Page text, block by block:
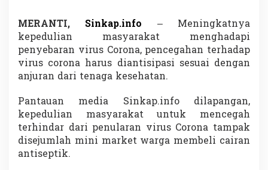
b
a
l
,
B
e
i
n
i
T
a
MERANTI, Sinkap.info – Meningkatnya
kepedulian masyarakat menghadapi
penyebaran virus Corona, pencegahan terhadap
virus corona harus diantisipasi sesuai dengan
anjuran dari tenaga kesehatan.
Pantauan media Sinkap.info dilapangan,
kepedulian masyarakat untuk mencegah
terhindar dari penularan virus Corona tampak
disejumlah mini market warga membeli cairan
antiseptik.